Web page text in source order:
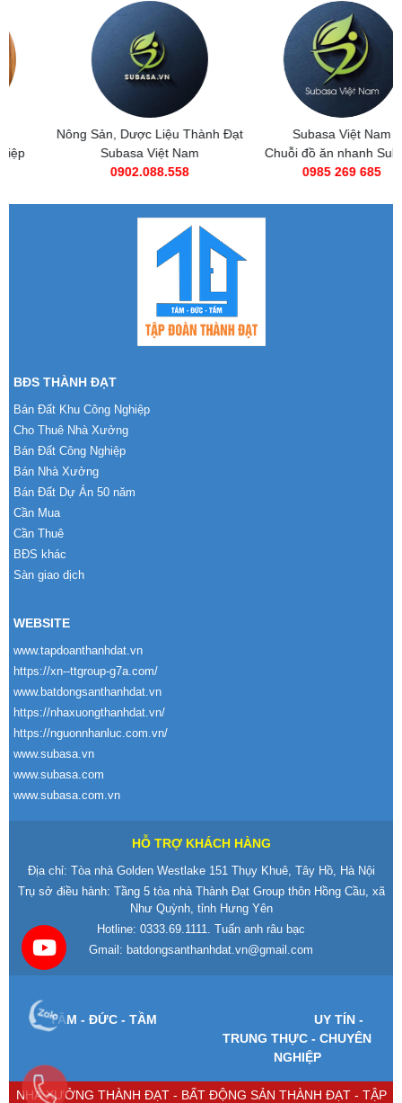
Nông Sản, Dược Liệu Thành Đạt
Subasa Việt Nam
0902.088.558
Subasa Việt Nam
Chuỗi đồ ăn nhanh Subasa
0985 269 685
BĐS THÀNH ĐẠT
Bán Đất Khu Công Nghiệp
Cho Thuê Nhà Xưởng
Bán Đất Công Nghiệp
Bán Nhà Xưởng
Bán Đất Dự Án 50 năm
Cần Mua
Cần Thuê
BĐS khác
Sàn giao dịch
WEBSITE
www.tapdoanthanhdat.vn
https://xn--ttgroup-g7a.com/
www.batdongsanthanhdat.vn
https://nhaxuongthanhdat.vn/
https://nguonnhanluc.com.vn/
www.subasa.vn
www.subasa.com
www.subasa.com.vn
HỖ TRỢ KHÁCH HÀNG
Địa chỉ: Tòa nhà Golden Westlake 151 Thụy Khuê, Tây Hồ, Hà Nội
Trụ sở điều hành: Tầng 5 tòa nhà Thành Đạt Group thôn Hồng Cầu, xã
Như Quỳnh, tỉnh Hưng Yên
Hotline: 0333.69.1111. Tuấn anh râu bạc
Gmail: batdongsanthanhdat.vn@gmail.com
TÂM - ĐỨC - TẦM UY TÍN -
TRUNG THỰC - CHUYÊN
NGHIỆP
NHÀ XƯỞNG THÀNH ĐẠT - BẤT ĐỘNG SẢN THÀNH ĐẠT - TẬP